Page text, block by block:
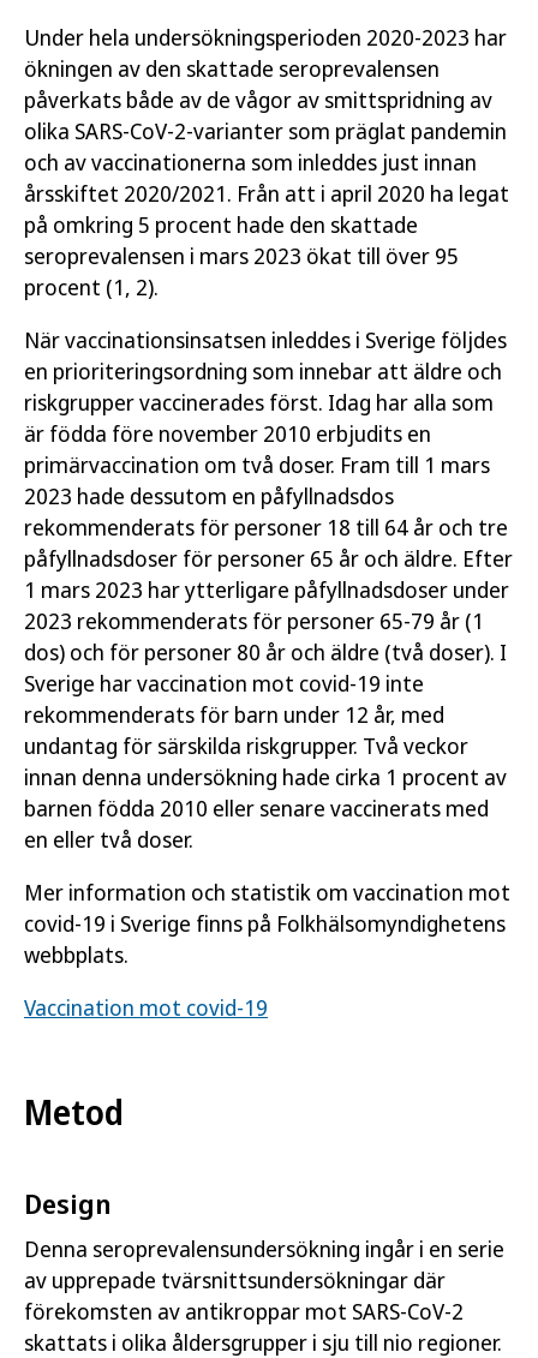
Under hela undersökningsperioden 2020-2023 har
ökningen av den skattade seroprevalensen
påverkats både av de vågor av smittspridning av
olika SARS-CoV-2-varianter som präglat pandemin
och av vaccinationerna som inleddes just innan
årsskiftet 2020/2021. Från att i april 2020 ha legat
på omkring 5 procent hade den skattade
seroprevalensen i mars 2023 ökat till över 95
procent (1, 2).
När vaccinationsinsatsen inleddes i Sverige följdes
en prioriteringsordning som innebar att äldre och
riskgrupper vaccinerades först. Idag har alla som
är födda före november 2010 erbjudits en
primärvaccination om två doser. Fram till 1 mars
2023 hade dessutom en påfyllnadsdos
rekommenderats för personer 18 till 64 år och tre
påfyllnadsdoser för personer 65 år och äldre. Efter
1 mars 2023 har ytterligare påfyllnadsdoser under
2023 rekommenderats för personer 65-79 år (1
dos) och för personer 80 år och äldre (två doser). I
Sverige har vaccination mot covid-19 inte
rekommenderats för barn under 12 år, med
undantag för särskilda riskgrupper. Två veckor
innan denna undersökning hade cirka 1 procent av
barnen födda 2010 eller senare vaccinerats med
en eller två doser.
Mer information och statistik om vaccination mot
covid-19 i Sverige finns på Folkhälsomyndighetens
webbplats.
Vaccination mot covid-19
Metod
Design
Denna seroprevalensundersökning ingår i en serie
av upprepade tvärsnittsundersökningar där
förekomsten av antikroppar mot SARS-CoV-2
skattats i olika åldersgrupper i sju till nio regioner.